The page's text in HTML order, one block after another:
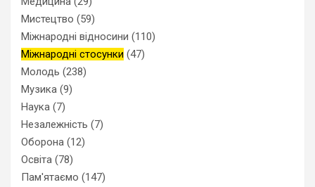
Мистецтво (59)
Міжнародні відносини (110)
Міжнародні стосунки (47)
Молодь (238)
Музика (9)
Наука (7)
Незалежність (7)
Оборона (12)
Освіта (78)
Пам'ятаємо (147)